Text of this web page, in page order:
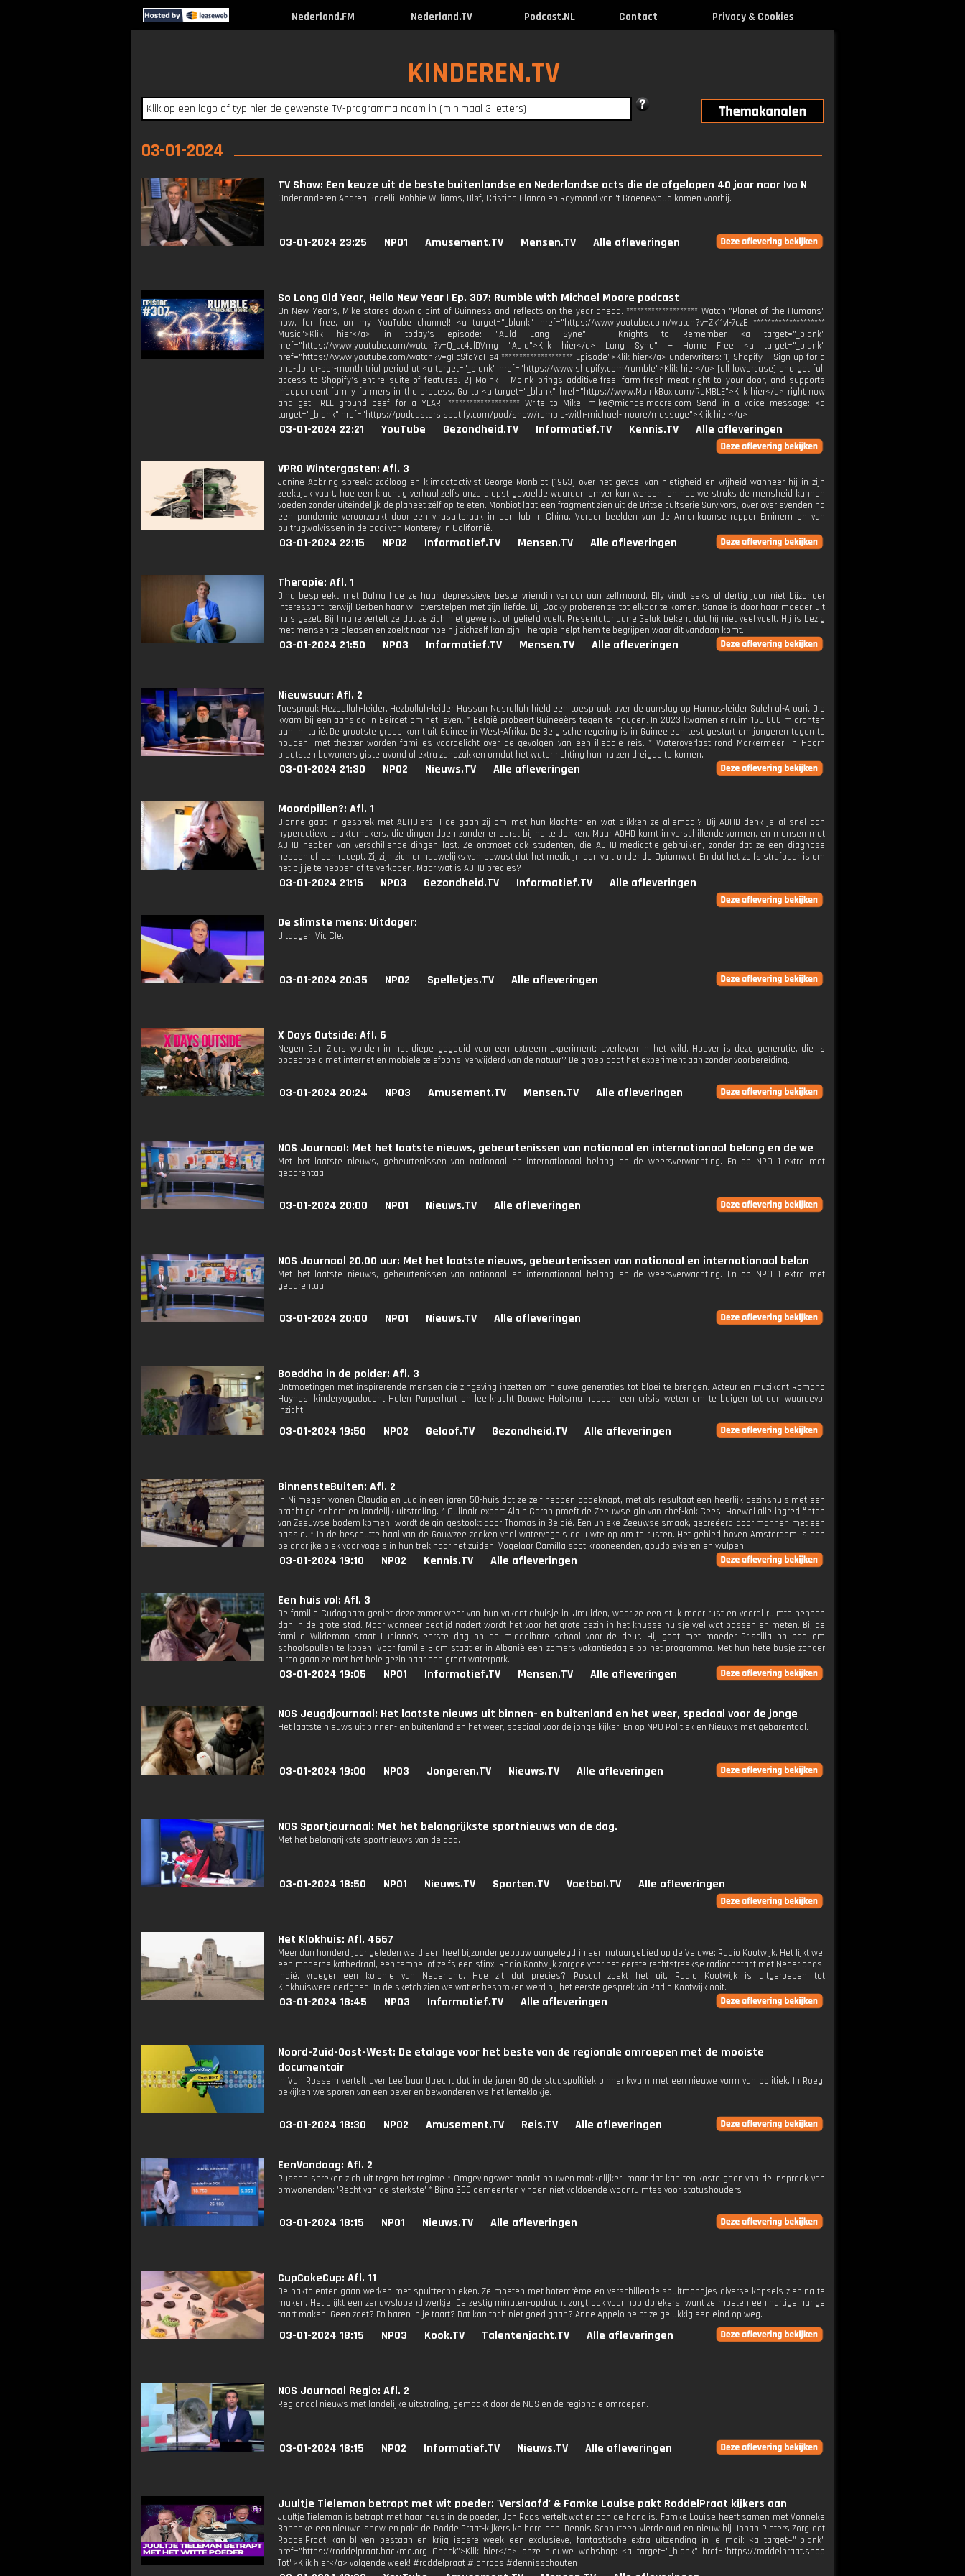
Nederland.FM Nederland.TV Podcast.NL Contact Privacy & Cookies
KINDEREN.TV
03-01-2024
TV Show: Een keuze uit de beste buitenlandse en Nederlandse acts die de afgelopen 40 jaar naar Ivo N
Onder anderen Andrea Bocelli, Robbie Williams, Bløf, Cristina Blanco en Raymond van 't Groenewoud komen voorbij.
03-01-2024 23:25 NPO1 Amusement.TV Mensen.TV Alle afleveringen
So Long Old Year, Hello New Year | Ep. 307: Rumble with Michael Moore podcast
On New Year’s, Mike stares down a pint of Guinness and reflects on the year ahead. ******************** Watch "⁠Planet of the Humans⁠"
now, for free, on my YouTube channel! <a target="_blank" href="https://www.youtube.com/watch?v=Zk11vI-7czE ********************
Music">Klik hier</a> in today's episode: "⁠Auld Lang Syne⁠" — Knights to Remember <a target="_blank"
href="https://www.youtube.com/watch?v=Q_cc4clDVmg "⁠Auld">Klik hier</a> Lang Syne⁠" — Home Free <a target="_blank"
href="https://www.youtube.com/watch?v=gFcSfqYqHs4 ******************** Episode">Klik hier</a> underwriters: 1) Shopify — Sign up for a
one-dollar-per-month trial period at <a target="_blank" href="https://www.shopify.com/rumble">Klik hier</a> [all lowercase] and get full
access to Shopify’s entire suite of features. 2) Moink — Moink brings additive-free, farm-fresh meat right to your door, and supports
independent family farmers in the process. Go to <a target="_blank" href="https://www.MoinkBox.com/RUMBLE">Klik hier</a> right now
and get FREE ground beef for a YEAR. ******************** Write to Mike: mike@michaelmoore.com Send in a voice message: <a
target="_blank" href="https://podcasters.spotify.com/pod/show/rumble-with-michael-moore/message">Klik hier</a>
03-01-2024 22:21 YouTube Gezondheid.TV Informatief.TV Kennis.TV Alle afleveringen
VPRO Wintergasten: Afl. 3
Janine Abbring spreekt zoöloog en klimaatactivist George Monbiot (1963) over het gevoel van nietigheid en vrijheid wanneer hij in zijn
zeekajak vaart, hoe een krachtig verhaal zelfs onze diepst gevoelde waarden omver kan werpen, en hoe we straks de mensheid kunnen
voeden zonder uiteindelijk de planeet zélf op te eten. Monbiot laat een fragment zien uit de Britse cultserie Survivors, over overlevenden na
een pandemie veroorzaakt door een virusuitbraak in een lab in China. Verder beelden van de Amerikaanse rapper Eminem en van
bultrugwalvissen in de baai van Monterey in Californië.
03-01-2024 22:15 NPO2 Informatief.TV Mensen.TV Alle afleveringen
Therapie: Afl. 1
Dina bespreekt met Dafna hoe ze haar depressieve beste vriendin verloor aan zelfmoord. Elly vindt seks al dertig jaar niet bijzonder
interessant, terwijl Gerben haar wil overstelpen met zijn liefde. Bij Cocky proberen ze tot elkaar te komen. Sanae is door haar moeder uit
huis gezet. Bij Imane vertelt ze dat ze zich niet gewenst of geliefd voelt. Presentator Jurre Geluk bekent dat hij niet veel voelt. Hij is bezig
met mensen te pleasen en zoekt naar hoe hij zichzelf kan zijn. Therapie helpt hem te begrijpen waar dit vandaan komt.
03-01-2024 21:50 NPO3 Informatief.TV Mensen.TV Alle afleveringen
Nieuwsuur: Afl. 2
Toespraak Hezbollah-leider. Hezbollah-leider Hassan Nasrallah hield een toespraak over de aanslag op Hamas-leider Saleh al-Arouri. Die
kwam bij een aanslag in Beiroet om het leven. * België probeert Guineeërs tegen te houden. In 2023 kwamen er ruim 150.000 migranten
aan in Italië. De grootste groep komt uit Guinee in West-Afrika. De Belgische regering is in Guinee een test gestart om jongeren tegen te
houden: met theater worden families voorgelicht over de gevolgen van een illegale reis. * Wateroverlast rond Markermeer. In Hoorn
plaatsten bewoners gisteravond al extra zandzakken omdat het water richting hun huizen dreigde te komen.
03-01-2024 21:30 NPO2 Nieuws.TV Alle afleveringen
Moordpillen?: Afl. 1
Dionne gaat in gesprek met ADHD'ers. Hoe gaan zij om met hun klachten en wat slikken ze allemaal? Bij ADHD denk je al snel aan
hyperactieve druktemakers, die dingen doen zonder er eerst bij na te denken. Maar ADHD komt in verschillende vormen, en mensen met
ADHD hebben van verschillende dingen last. Ze ontmoet ook studenten, die ADHD-medicatie gebruiken, zonder dat ze een diagnose
hebben of een recept. Zij zijn zich er nauwelijks van bewust dat het medicijn dan valt onder de Opiumwet. En dat het zelfs strafbaar is om
het bij je te hebben of te verkopen. Maar wat is ADHD precies?
03-01-2024 21:15 NPO3 Gezondheid.TV Informatief.TV Alle afleveringen
De slimste mens: Uitdager:
Uitdager: Vic Cle.
03-01-2024 20:35 NPO2 Spelletjes.TV Alle afleveringen
X Days Outside: Afl. 6
Negen Gen Z'ers worden in het diepe gegooid voor een extreem experiment: overleven in het wild. Hoever is deze generatie, die is
opgegroeid met internet en mobiele telefoons, verwijderd van de natuur? De groep gaat het experiment aan zonder voorbereiding.
03-01-2024 20:24 NPO3 Amusement.TV Mensen.TV Alle afleveringen
NOS Journaal: Met het laatste nieuws, gebeurtenissen van nationaal en internationaal belang en de we
Met het laatste nieuws, gebeurtenissen van nationaal en internationaal belang en de weersverwachting. En op NPO 1 extra met
gebarentaal.
03-01-2024 20:00 NPO1 Nieuws.TV Alle afleveringen
NOS Journaal 20.00 uur: Met het laatste nieuws, gebeurtenissen van nationaal en internationaal belan
Met het laatste nieuws, gebeurtenissen van nationaal en internationaal belang en de weersverwachting. En op NPO 1 extra met
gebarentaal.
03-01-2024 20:00 NPO1 Nieuws.TV Alle afleveringen
Boeddha in de polder: Afl. 3
Ontmoetingen met inspirerende mensen die zingeving inzetten om nieuwe generaties tot bloei te brengen. Acteur en muzikant Romano
Haynes, kinderyogadocent Helen Purperhart en leerkracht Douwe Hoitsma hebben een crisis weten om te buigen tot een waardevol
inzicht.
03-01-2024 19:50 NPO2 Geloof.TV Gezondheid.TV Alle afleveringen
BinnensteBuiten: Afl. 2
In Nijmegen wonen Claudia en Luc in een jaren 50-huis dat ze zelf hebben opgeknapt, met als resultaat een heerlijk gezinshuis met een
prachtige sobere en landelijk uitstraling. * Culinair expert Alain Caron proeft de Zeeuwse gin van chef-kok Cees. Hoewel alle ingrediënten
van Zeeuwse bodem komen, wordt de gin gestookt door Thomas in België. Een unieke Zeeuwse smaak, gecreëerd door mannen met een
passie. * In de beschutte baai van de Gouwzee zoeken veel watervogels de luwte op om te rusten. Het gebied boven Amsterdam is een
belangrijke plek voor vogels in hun trek naar het zuiden. Vogelaar Camilla spot krooneenden, goudplevieren en wulpen.
03-01-2024 19:10 NPO2 Kennis.TV Alle afleveringen
Een huis vol: Afl. 3
De familie Cudogham geniet deze zomer weer van hun vakantiehuisje in IJmuiden, waar ze een stuk meer rust en vooral ruimte hebben
dan in de grote stad. Maar wanneer bedtijd nadert wordt het voor het grote gezin in het knusse huisje wel wat passen en meten. Bij de
familie Wildeman staat Luciano's eerste dag op de middelbare school voor de deur. Hij gaat met moeder Priscilla op pad om
schoolspullen te kopen. Voor familie Blom staat er in Albanië een zomers vakantiedagje op het programma. Met hun hete busje zonder
airco gaan ze met het hele gezin naar een groot waterpark.
03-01-2024 19:05 NPO1 Informatief.TV Mensen.TV Alle afleveringen
NOS Jeugdjournaal: Het laatste nieuws uit binnen- en buitenland en het weer, speciaal voor de jonge
Het laatste nieuws uit binnen- en buitenland en het weer, speciaal voor de jonge kijker. En op NPO Politiek en Nieuws met gebarentaal.
03-01-2024 19:00 NPO3 Jongeren.TV Nieuws.TV Alle afleveringen
NOS Sportjournaal: Met het belangrijkste sportnieuws van de dag.
Met het belangrijkste sportnieuws van de dag.
03-01-2024 18:50 NPO1 Nieuws.TV Sporten.TV Voetbal.TV Alle afleveringen
Het Klokhuis: Afl. 4667
Meer dan honderd jaar geleden werd een heel bijzonder gebouw aangelegd in een natuurgebied op de Veluwe: Radio Kootwijk. Het lijkt wel
een moderne kathedraal, een tempel of zelfs een sfinx. Radio Kootwijk zorgde voor het eerste rechtstreekse radiocontact met Nederlands-
Indië, vroeger een kolonie van Nederland. Hoe zit dat precies? Pascal zoekt het uit. Radio Kootwijk is uitgeroepen tot
Klokhuiswerelderfgoed. In de sketch zien we wat er besproken werd bij het eerste gesprek via Radio Kootwijk ooit.
03-01-2024 18:45 NPO3 Informatief.TV Alle afleveringen
Noord-Zuid-Oost-West: De etalage voor het beste van de regionale omroepen met de mooiste
documentair
In Van Rossem vertelt over Leefbaar Utrecht dat in de jaren 90 de stadspolitiek binnenkwam met een nieuwe vorm van politiek. In Roeg!
bekijken we sporen van een bever en bewonderen we het lenteklokje.
03-01-2024 18:30 NPO2 Amusement.TV Reis.TV Alle afleveringen
EenVandaag: Afl. 2
Russen spreken zich uit tegen het regime * Omgevingswet maakt bouwen makkelijker, maar dat kan ten koste gaan van de inspraak van
omwonenden: 'Recht van de sterkste' * Bijna 300 gemeenten vinden niet voldoende woonruimtes voor statushouders
03-01-2024 18:15 NPO1 Nieuws.TV Alle afleveringen
CupCakeCup: Afl. 11
De baktalenten gaan werken met spuittechnieken. Ze moeten met botercrème en verschillende spuitmondjes diverse kapsels zien na te
maken. Het blijkt een zenuwslopend werkje. De zestig minuten-opdracht zorgt ook voor hoofdbrekers, want ze moeten een hartige harige
taart maken. Geen zoet? En haren in je taart? Dat kan toch niet goed gaan? Anne Appelo helpt ze gelukkig een eind op weg.
03-01-2024 18:15 NPO3 Kook.TV Talentenjacht.TV Alle afleveringen
NOS Journaal Regio: Afl. 2
Regionaal nieuws met landelijke uitstraling, gemaakt door de NOS en de regionale omroepen.
03-01-2024 18:15 NPO2 Informatief.TV Nieuws.TV Alle afleveringen
Juultje Tieleman betrapt met wit poeder: 'Verslaafd' & Famke Louise pakt RoddelPraat kijkers aan
Juultje Tieleman is betrapt met haar neus in de poeder, Jan Roos vertelt wat er aan de hand is. Famke Louise heeft samen met Vonneke
Bonneke een nieuwe show en pakt de RoddelPraat-kijkers keihard aan. Dennis Schouteen vierde oud en nieuw bij Johan Pieters Zorg dat
RoddelPraat kan blijven bestaan en krijg iedere week een exclusieve, fantastische extra uitzending in je mail: <a target="_blank"
href="https://roddelpraat.backme.org Check">Klik hier</a> onze nieuwe webshop: <a target="_blank" href="https://roddelpraat.shop
Tot">Klik hier</a> volgende week! #roddelpraat #janroos #dennisschouten